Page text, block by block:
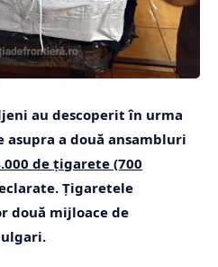
au descoperit în urma
a două ansambluri
de țigarete (700
Țigaretele
două mijloace de